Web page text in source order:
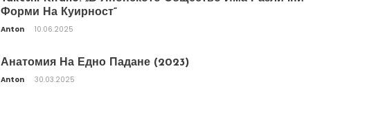
Форми На Куирност“
Anton 10.06.2025
Анатомия На Едно Падане (2023)
Anton 30.03.2025